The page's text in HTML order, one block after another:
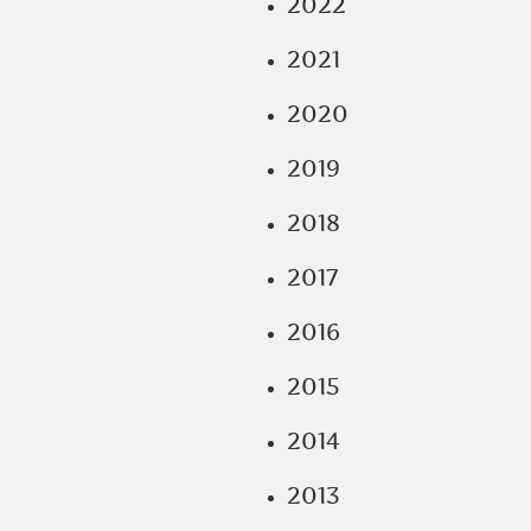
2021
2020
2019
2018
2017
2016
2015
2014
2013